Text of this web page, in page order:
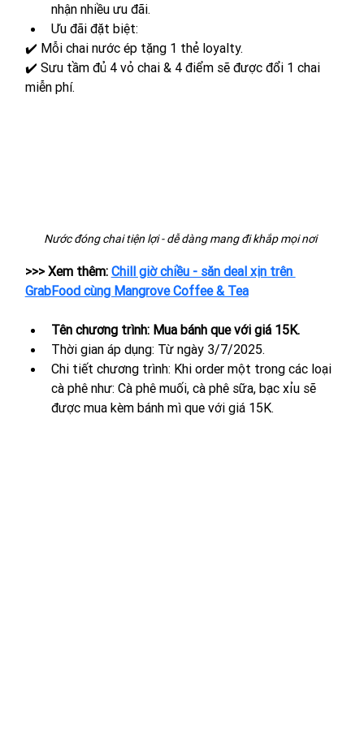
nhận nhiều ưu đãi.
Ưu đãi đặt biệt:
✔️ Mỗi chai nước ép tặng 1 thẻ loyalty.
✔️ Sưu tầm đủ 4 vỏ chai & 4 điểm sẽ được đổi 1 chai
miễn phí.
Nước đóng chai tiện lợi - dễ dàng mang đi khắp mọi nơi
>>> Xem thêm: Chill giờ chiều - săn deal xịn trên
GrabFood cùng Mangrove Coffee & Tea
Tên chương trình: Mua bánh que với giá 15K.
Thời gian áp dụng: Từ ngày 3/7/2025.
Chi tiết chương trình: Khi order một trong các loại
cà phê như: Cà phê muối, cà phê sữa, bạc xỉu sẽ
được mua kèm bánh mì que với giá 15K.